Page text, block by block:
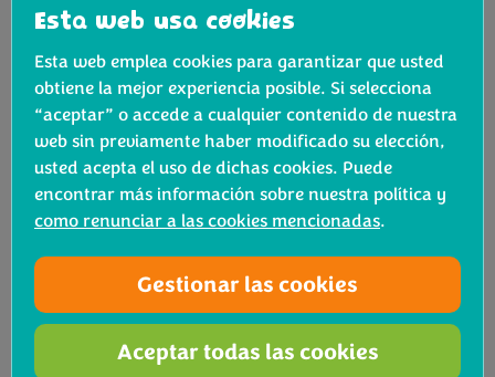
Esta web usa cookies
Esta web emplea cookies para garantizar que usted
obtiene la mejor experiencia posible. Si selecciona
“aceptar” o accede a cualquier contenido de nuestra
web sin previamente haber modificado su elección,
usted acepta el uso de dichas cookies. Puede
encontrar más información sobre nuestra política y
como renunciar a las cookies mencionadas.
Gestionar las cookies
Aceptar todas las cookies